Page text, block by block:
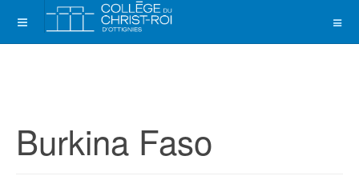
Burkina Faso